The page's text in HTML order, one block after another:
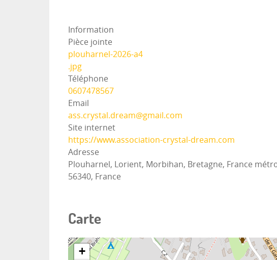
Information
Pièce jointe
plouharnel-2026-a4
.jpg
Téléphone
0607478567
Email
ass.crystal.dream@gmail.com
Site internet
https://www.association-crystal-dream.com
Adresse
Plouharnel, Lorient, Morbihan, Bretagne, France
56340, France
Carte
+